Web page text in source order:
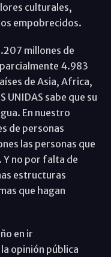
culturales,
empobrecidos.
millones de
4.983
de Asia, Africa,
UNIDAS sabe que su
En nuestro
de personas
las personas que
Y no por falta de
estructuras
que hagan
en ir
opinión pública